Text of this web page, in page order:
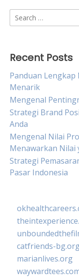
Search
for:
Recent Posts
Panduan
Menarik
Mengenal
Strategi Brand
Anda
Mengenal Nilai
Menawarkan Nilai
Strategi
Pasar Indonesia
catfriends-
marianlives.org